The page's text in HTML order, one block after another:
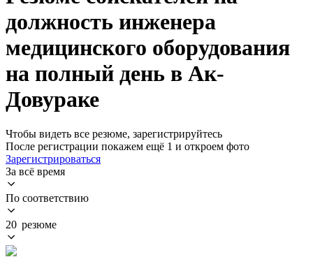
должность инженера
медицинского оборудования
на полный день в Ак-
Довураке
Чтобы видеть все резюме, зарегистрируйтесь
После регистрации покажем ещё 1 и откроем фото
Зарегистрироваться
За всё время
По соответствию
20 резюме